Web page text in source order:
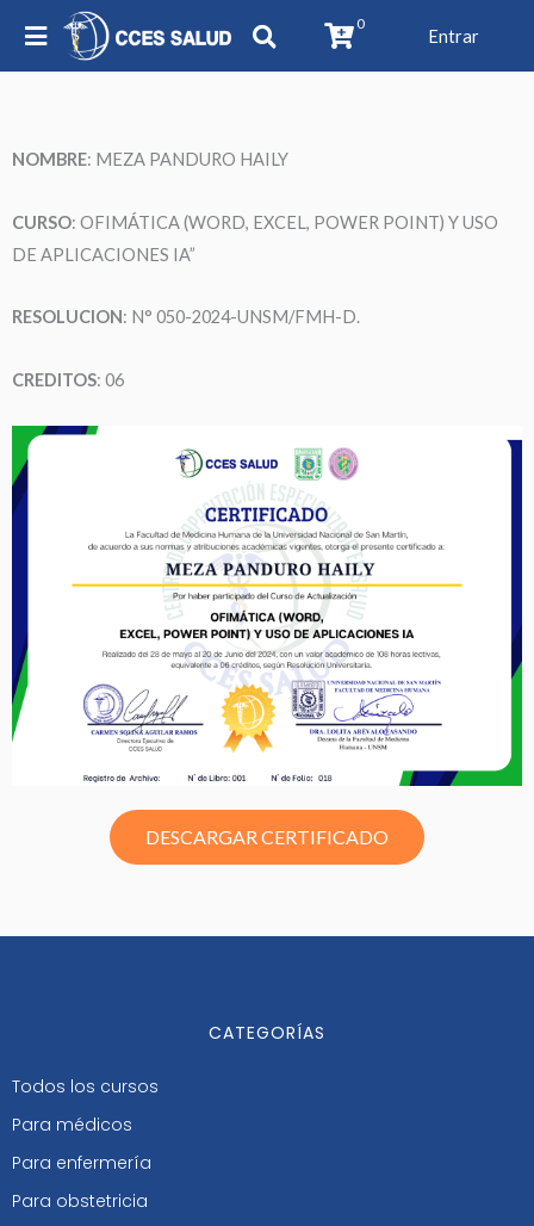
0
Entrar
NOMBRE: MEZA PANDURO HAILY
CURSO: OFIMÁTICA (WORD, EXCEL, POWER POINT) Y USO
DE APLICACIONES IA”
RESOLUCION: N° 050-2024-UNSM/FMH-D.
CREDITOS: 06
DESCARGAR CERTIFICADO
CATEGORÍAS
Todos los cursos
Para médicos
Para enfermería
Para obstetricia